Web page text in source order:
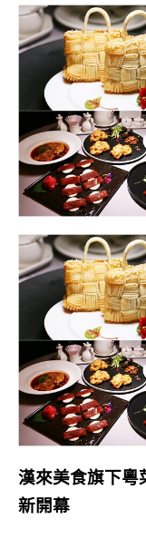
漢來美食旗下粵
新開幕